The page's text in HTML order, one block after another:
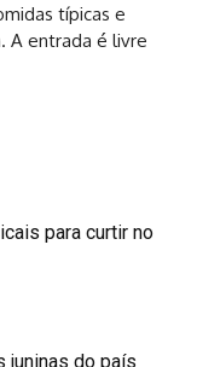
típicas e
A entrada é livre
para curtir no
juninas do país